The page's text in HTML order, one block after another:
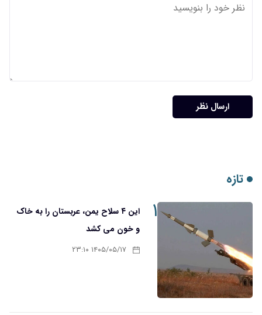
ارسال نظر
تازه
۱
این ۴ سلاح یمن، عربستان را به خاک
و خون می کشد
۱۴۰۵/۰۵/۱۷ ۲۳:۱۰